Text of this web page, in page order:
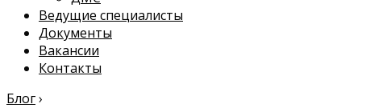
Ведущие специалисты
Документы
Вакансии
Контакты
Блог›